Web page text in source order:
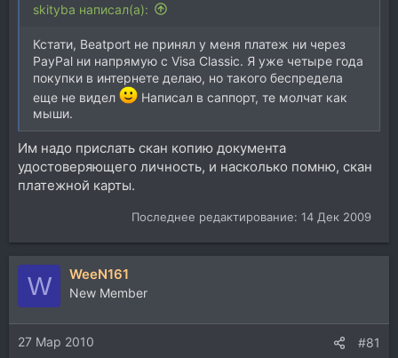
skityba написал(а):
Кстати, Beatport не принял у меня платеж ни через
PayPal ни напрямую с Visa Classic. Я уже четыре года
покупки в интернете делаю, но такого беспредела
еще не видел
Написал в саппорт, те молчат как
мыши.
Им надо прислать скан копию документа
удостоверяющего личность, и насколько помню, скан
платежной карты.
Последнее редактирование: 14 Дек 2009
W WeeN161
New Member
27 Мар 2010 #81